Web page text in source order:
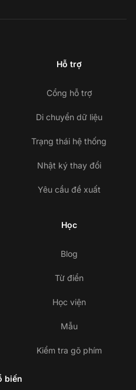
Hỗ trợ
Cổng hỗ trợ
Di chuyển dữ liệu
Trạng thái hệ thống
Nhật ký thay đổi
Yêu cầu đề xuất
Học
Blog
Từ điển
Học viện
Mẫu
Kiểm tra gõ phím
biến